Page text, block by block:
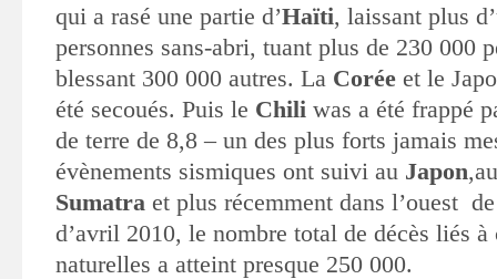
qui a rasé une partie d’Haïti, laissant plus
personnes sans-abri, tuant plus de 230 000
blessant 300 000 autres. La Coréeet le
été secoués. Puis le Chiliwas a été frappé
de terre de 8,8 – un des plus forts jamais
évènements sismiques ont suivi au Japon
Sumatra et plus récemment dans l’ouest
d’avril 2010, le nombre total de décès liés à
naturelles a atteint presque 250 000.